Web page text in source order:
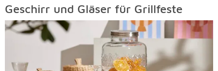
Geschirr und Gläser für Grillfeste